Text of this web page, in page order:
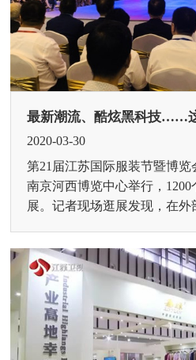
2020-03-30
第21届江苏国际服装节暨博览
南京河西博览中心举行，
展。记者现场逛展发现，在
强自...